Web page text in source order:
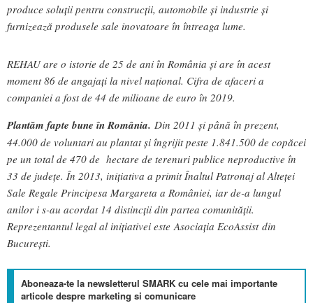
produce soluții pentru construcții, automobile și industrie și
furnizează produsele sale inovatoare în întreaga lume.
REHAU are o istorie de 25 de ani în România și are în acest
moment 86 de angajați la nivel național. Cifra de afaceri a
companiei a fost de 44 de milioane de euro în 2019.
Plantăm fapte bune în România. Din 2011 și până în prezent,
44.000 de voluntari au plantat și îngrijit peste 1.841.500 de copăcei
pe un total de 470 de hectare de terenuri publice neproductive în
33 de județe. În 2013, inițiativa a primit Înaltul Patronaj al Alteței
Sale Regale Principesa Margareta a României, iar de-a lungul
anilor i s-au acordat 14 distincții din partea comunității.
Reprezentantul legal al inițiativei este Asociaţia EcoAssist din
București.
Aboneaza-te la newsletterul SMARK cu cele mai importante
articole despre marketing si comunicare